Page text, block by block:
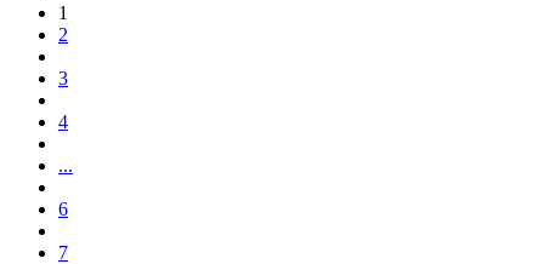
1
2
3
4
...
6
7